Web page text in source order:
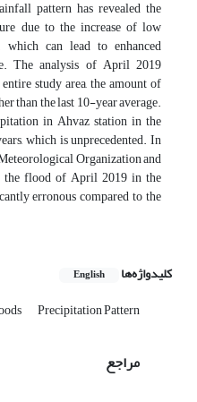
pattern has revealed the
due to the increase of low
can lead to enhanced
The analysis of April 2019
study area, the amount of
than the last 10-year average.
in Ahvaz station in the
which is unprecedented. In
Organization and
the flood of April 2019 in the
erronous compared to the
کلیدواژه‌ها English
Precipitation Pattern
مراجع